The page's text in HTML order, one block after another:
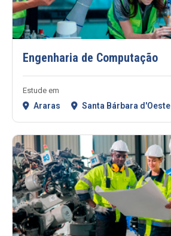
Engenharia de Computação
Estude em
Araras Santa Bárbara d'Oeste